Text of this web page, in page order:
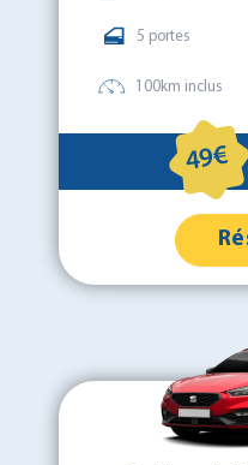
5 portes
100km inclus
49€